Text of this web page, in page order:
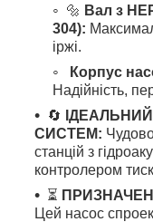
🔩 Вал з
304):
іржі.
Корпус
Надійність,
🔄
СИСТЕМ:
станцій з
контролером
⏳
Цей насос